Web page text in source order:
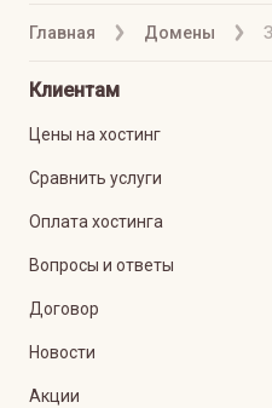
Главная Домены
Клиентам
Цены на хостинг
Сравнить услуги
Оплата хостинга
Вопросы и ответы
Договор
Новости
Акции